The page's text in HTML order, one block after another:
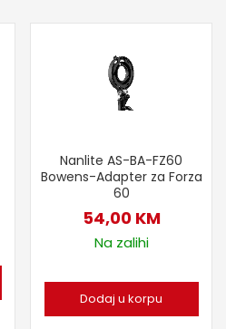
Nanlite AS-BA-FZ60
Bowens-Adapter za Forza
60
54,00 KM
Na zalihi
Dodaj u korpu